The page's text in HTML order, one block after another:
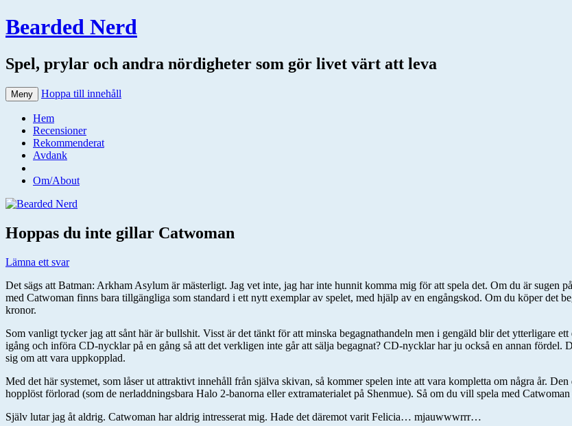
Bearded Nerd
Spel, prylar och andra nördigheter som gör livet värt att leva
Meny Hoppa till innehåll
Hem
Recensioner
Rekommenderat
Avdank
Om/About
Hoppas du inte gillar Catwoman
Lämna ett svar
Det sägs att Batman: Arkham Asylum är mästerligt. Jag vet inte, jag har inte hunnit komma mig för att spela det. Om du är sugen
med Catwoman finns bara tillgängliga som standard i ett nytt exemplar av spelet, med hjälp av en engångskod. Om du köper det
kronor.
Som vanligt tycker jag att sånt här är bullshit. Visst är det tänkt för att minska begagnathandeln men i gengäld blir det ytterligare
igång och införa CD-nycklar på en gång så att det verkligen inte går att sälja begagnat? CD-nycklar har ju också en annan fördel.
sig om att vara uppkopplad.
Med det här systemet, som låser ut attraktivt innehåll från själva skivan, så kommer spelen inte att vara kompletta om några år.
hopplöst förlorad (som de nerladdningsbara Halo 2-banorna eller extramaterialet på Shenmue). Så om du vill spela med
Själv lutar jag åt aldrig. Catwoman har aldrig intresserat mig. Hade det däremot varit Felicia… mjauwwwrrr…